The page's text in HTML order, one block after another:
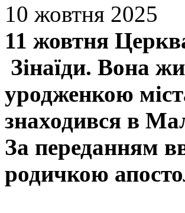
10 жовтня 2025
11 жовтня
Зінаїди. Вона
уродженкою
знаходився в
За переданням
родичкою